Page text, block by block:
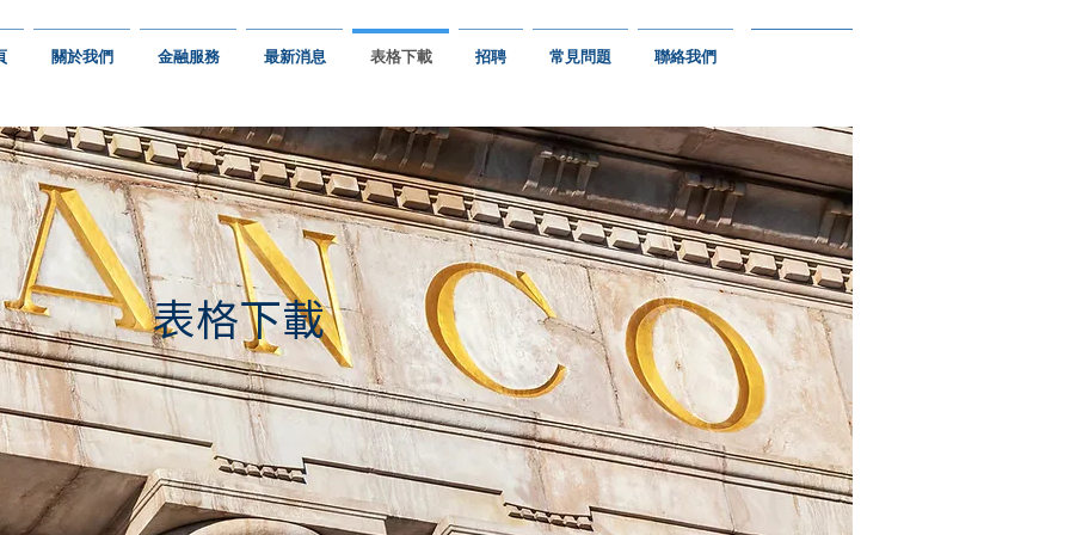
關於我們 金融服務 最新消息 表格下載 招聘 常見問題 聯絡我們
表格下載